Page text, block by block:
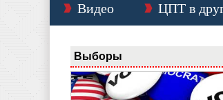
Видео
ЦПТ в
Выборы